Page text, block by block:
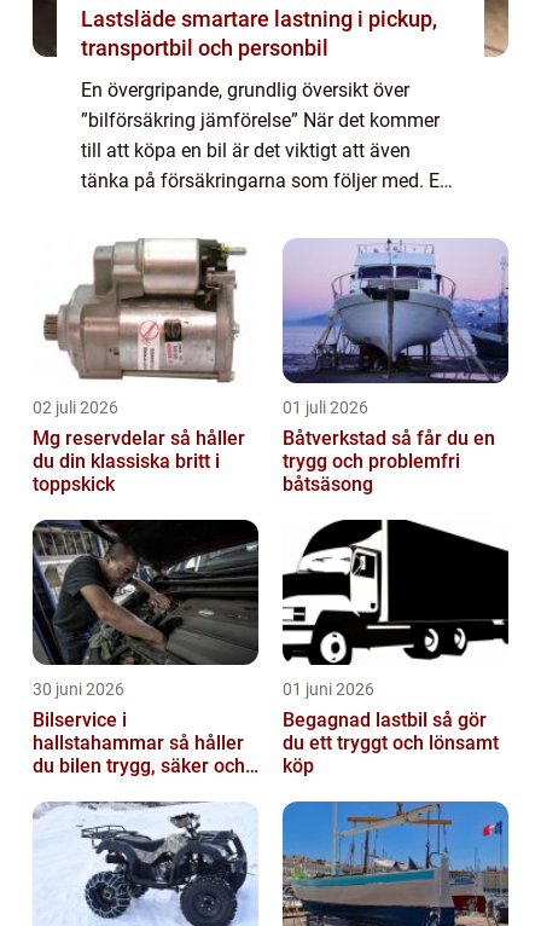
Lastsläde smartare lastning i pickup,
transportbil och personbil
En övergripande, grundlig översikt över
”bilförsäkring jämförelse” När det kommer
till att köpa en bil är det viktigt att även
tänka på försäkringarna som följer med. En
försäkringsgivare och en biläga...
02 juli 2026
Mg reservdelar så håller
du din klassiska britt i
toppskick
01 juli 2026
Båtverkstad så får du en
trygg och problemfri
båtsäsong
30 juni 2026
Bilservice i
hallstahammar så håller
du bilen trygg, säker och
01 juni 2026
Begagnad lastbil så gör
du ett tryggt och lönsamt
köp